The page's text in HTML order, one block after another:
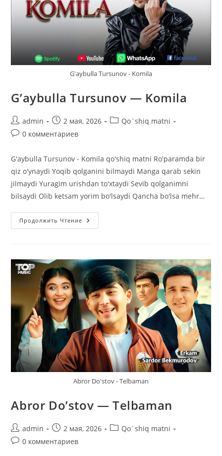
G'aybulla Tursunov - Komila
G’aybulla Tursunov — Komila
Автор
записи:
admin
Запись
опубликована:
2 мая, 2026
Рубрика
Qo`shiq matni
Комментарии
записи:
0 комментариев
G'aybulla Tursunov - Komila qo'shiq matni Ro'paramda bir
qiz o'ynaydi Yoqib qolganini bilmaydi Manga qarab sekin
jilmaydi Yuragim urishdan to'xtaydi Sevib qolganimni
bilsaydi Olib ketsam yorim bo'lsaydi Qancha bo'lsa mehr…
Продолжить Чтение G’aybulla
Tursunov
Abror Do'stov - Telbaman
Abror Do’stov — Telbaman
Автор
записи:
admin
Запись
опубликована:
2 мая, 2026
Рубрика
Qo`shiq matni
Комментарии
0 комментариев